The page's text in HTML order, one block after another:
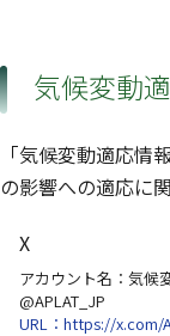
気候変動
「気候変動適応
の影響への適応に
X
アカウント名：気
@APLAT_JP
URL：https://x.com/